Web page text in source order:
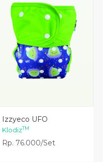
Lihat Detail
Izzyeco UFO
KlodizTM
Rp. 76.000/Set